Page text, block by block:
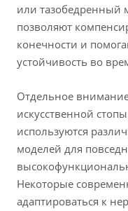
или тазобедренный
позволяют
конечности и
устойчивость во
Отдельное
искусственной
используются
моделей для
Некоторые
адаптироваться к